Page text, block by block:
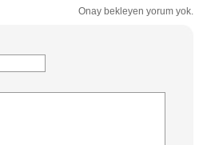
Onay bekleyen yorum yok.